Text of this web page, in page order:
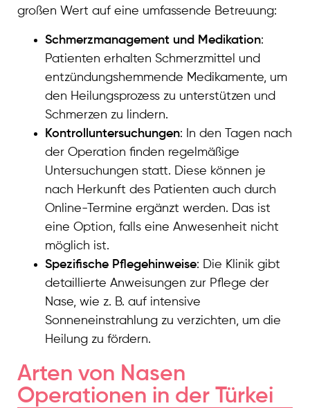
großen Wert auf eine umfassende Betreuung:
Schmerzmanagement und Medikation:
Patienten erhalten Schmerzmittel und
entzündungshemmende Medikamente, um
den Heilungsprozess zu unterstützen und
Schmerzen zu lindern.
Kontrolluntersuchungen: In den Tagen nach
der Operation finden regelmäßige
Untersuchungen statt. Diese können je
nach Herkunft des Patienten auch durch
Online-Termine ergänzt werden. Das ist
eine Option, falls eine Anwesenheit nicht
möglich ist.
Spezifische Pflegehinweise: Die Klinik gibt
detaillierte Anweisungen zur Pflege der
Nase, wie z. B. auf intensive
Sonneneinstrahlung zu verzichten, um die
Heilung zu fördern.
Arten von Nasen
Operationen in der Türkei